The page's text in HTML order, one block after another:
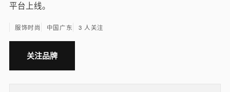
平台上线。
服饰时尚 中国广东 3 人关注
关注品牌